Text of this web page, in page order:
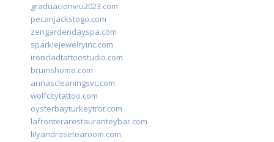
graduacionviu2023.com
pecanjackstogo.com
zengardendayspa.com
sparklejewelryinc.com
ironcladtattoostudio.com
bruinshome.com
annascleaningsvc.com
wolfcitytattoo.com
oysterbayturkeytrot.com
lafronterarestauranteybar.com
lilyandrosetearoom.com